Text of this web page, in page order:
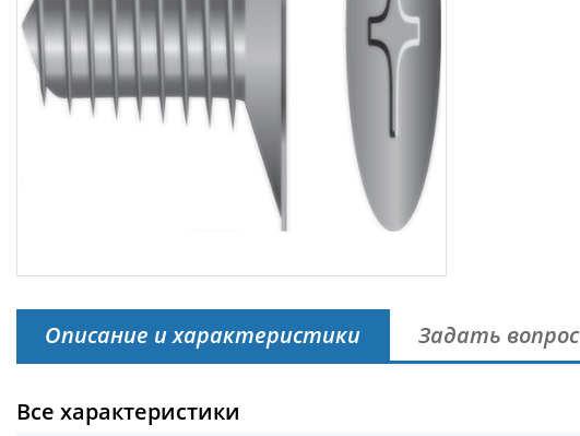
Описание и характеристики Задать вопрос
Все характеристики